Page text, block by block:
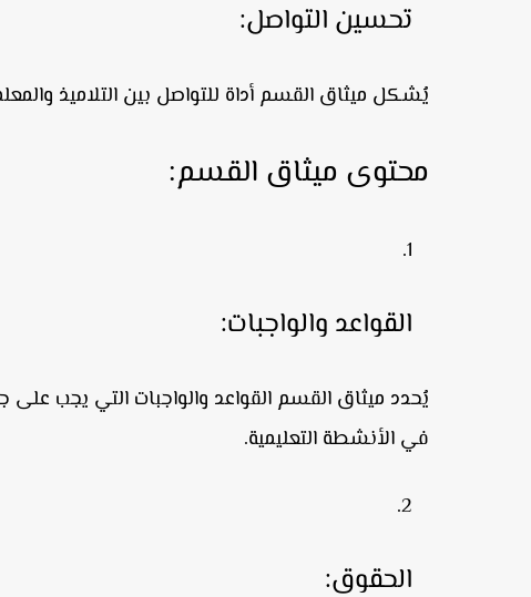
تحسين التواصل:
يُشكل ميثاق القسم أداة للتواصل بين التلاميذ
محتوى ميثاق القسم:
القواعد والواجبات:
يُحدد ميثاق القسم القواعد والواجبات التي يجب على
في الأنشطة التعليمية.
الحقوق: